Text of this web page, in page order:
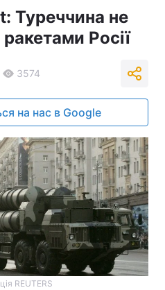
Туреччина не
Росії
3574
на нас в Google
REUTERS